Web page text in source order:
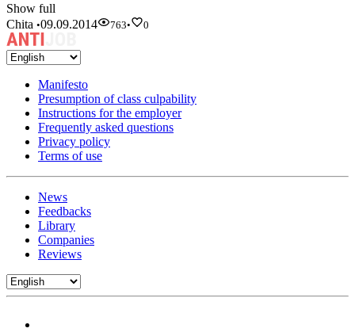
Show full
Chita •09.09.2014 763• 0
Manifesto
Presumption of class culpability
Instructions for the employer
Frequently asked questions
Privacy policy
Terms of use
News
Feedbacks
Library
Companies
Reviews